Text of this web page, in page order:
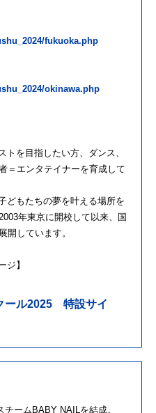
fukuoka.php
okinawa.php
トを目指したい方、ダンス、
＝エンタテイナーを育成して
どもたちの夢を叶える場所を
年東京に開校して以来、国
開しています。
ジ】
ール2025 特設サイ
チームBABY NAILを結成。